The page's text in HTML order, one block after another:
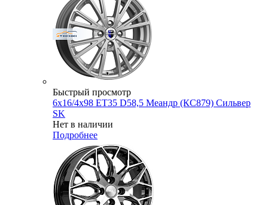
Быстрый просмотр
6x16/4x98 ET35 D58,5 Меандр (КС879) Сильвер
SK
Нет в наличии
Подробнее